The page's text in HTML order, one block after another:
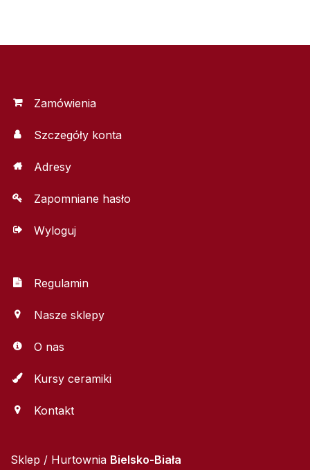
Zamówienia
Szczegóły konta
Adresy
Zapomniane hasło
Wyloguj
Regulamin
Nasze sklepy
O nas
Kursy ceramiki
Kontakt
Sklep / Hurtownia Bielsko-Biała